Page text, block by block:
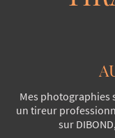
Mes photographies
un tireur
sur